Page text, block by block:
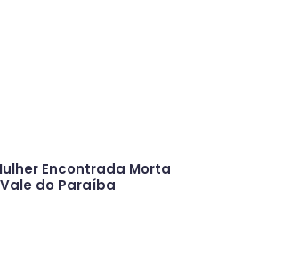
Encontrada Morta
do Paraíba